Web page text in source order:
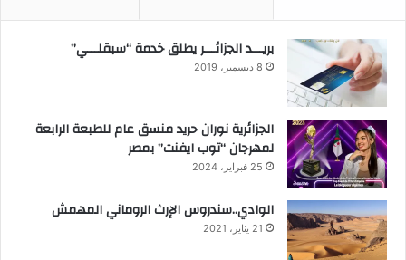
بريـــد الجزائـــر يطلق خدمة “سبقلـــي”
8 ديسمبر، 2019
الجزائرية نوران حريد منسق عام للطبعة الرابعة
لمهرجان “توب ايفنت” بمصر
25 فبراير، 2024
الوادي..سندروس الإرث الروماني المهمش
21 يناير، 2021